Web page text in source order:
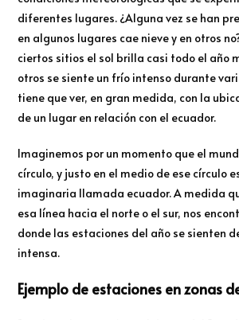
diferentes lugares. ¿Alguna vez se han
en algunos lugares cae nieve y en otros
ciertos sitios el sol brilla casi todo el año
otros se siente un frío intenso durante
tiene que ver, en gran medida, con la
de un lugar en relación con el ecuador.
Imaginemos por un momento que el
círculo, y justo en el medio de ese círculo
imaginaria llamada ecuador. A medida
esa línea hacia el norte o el sur, nos
donde las estaciones del año se sienten
intensa.
Ejemplo de estaciones en zonas